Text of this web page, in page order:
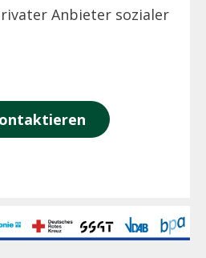
Anbieter sozialer